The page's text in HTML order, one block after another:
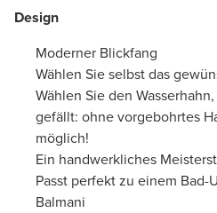
Design
Moderner Blickfang
Wählen Sie selbst das
Wählen Sie den
gefällt: ohne vorgebohrtes
möglich!
Ein handwerkliches
Passt perfekt zu einem Bad-
Balmani